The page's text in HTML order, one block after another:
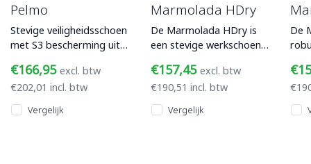
Pelmo
Stevige veiligheidsschoen
met S3 bescherming uit
collectie. Let op: Dit is
een t
€166,95 excl. btw
€202,01 incl. btw
Vergelijk
Marmolada HDry
De Marmolada HDry is
een stevige werkschoen
collectie. Deze schoen
heeft een
€157,45 excl. btw
€190,51 incl. btw
Vergelijk
De